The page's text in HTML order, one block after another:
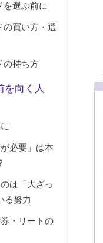
を選ぶ前に
の買い方・選
の持ち方
を向く人
必要」は本
は「大ざっ
る努力
・リートの